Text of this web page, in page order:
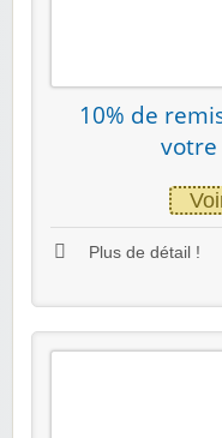
10% de
votre
Plus de détail !